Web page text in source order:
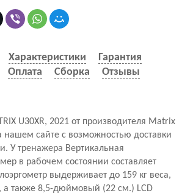
Характеристики
Гарантия
Оплата Сборка Отзывы
U30XR, 2021 от производителя Matrix
нашем сайте с возможностью доставки
У тренажера Вертикальная
в рабочем состоянии составляет
выдерживает до 159 кг веса,
а также 8,5-дюймовый (22 см.) LCD